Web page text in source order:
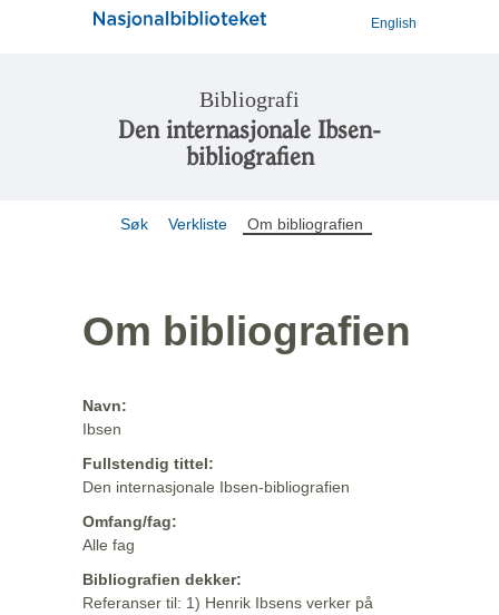
English
Bibliografi
Den internasjonale Ibsen-
bibliografien
Søk Verkliste Om bibliografien
Om bibliografien
Navn:
Ibsen
Fullstendig tittel:
Den internasjonale Ibsen-bibliografien
Omfang/fag:
Alle fag
Bibliografien dekker:
Referanser til: 1) Henrik Ibsens verker på